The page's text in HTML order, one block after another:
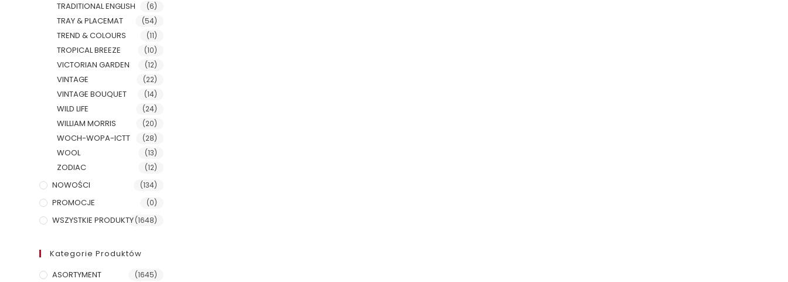
TRADITIONAL ENGLISH (6)
TRAY & PLACEMAT (54)
TREND & COLOURS (11)
TROPICAL BREEZE (10)
VICTORIAN GARDEN (12)
VINTAGE (22)
VINTAGE BOUQUET (14)
WILD LIFE (24)
WILLIAM MORRIS (20)
WOCH-WOPA-ICTT (28)
WOOL (13)
ZODIAC (12)
NOWOŚCI (134)
PROMOCJE (0)
WSZYSTKIE PRODUKTY(1648)
Kategorie Produktów
ASORTYMENT
(1645)